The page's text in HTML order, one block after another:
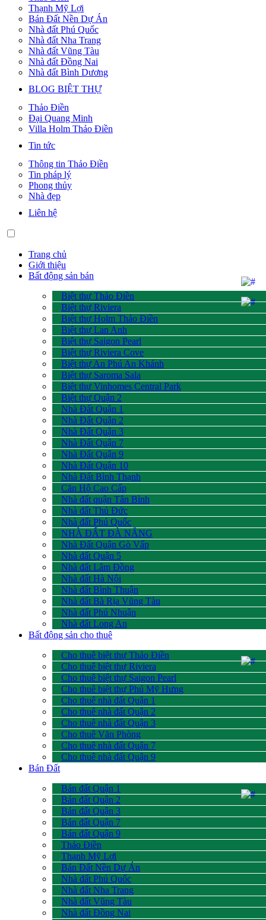
Thạnh Mỹ Lợi
Bán Đất Nền Dự Án
Nhà đất Phú Quốc
Nhà đất Nha Trang
Nhà đất Vũng Tàu
Nhà đất Đồng Nai
Nhà đất Bình Dương
BLOG BIỆT THỰ
Thảo Điền
Đại Quang Minh
Villa Holm Thảo Điền
Tin tức
Thông tin Thảo Điền
Tin pháp lý
Phong thủy
Nhà đẹp
Liên hệ
Trang chủ
Giới thiệu
Bất động sản bán
Biệt thự Thảo Điền
Biệt thự Riviera
Biệt thự Holm Thảo Điền
Biệt thự Lan Anh
Biệt thự Saigon Pearl
Biệt thự Riviera Cove
Biệt thự An Phú An Khánh
Biệt thự Saroma Sala
Biệt thự Vinhomes Central Park
Biệt thự Quận 2
Nhà Đất Quận 1
Nhà Đất Quận 2
Nhà Đất Quận 3
Nhà Đất Quận 7
Nhà Đất Quận 9
Nhà Đất Quận 10
Nhà Đất Bình Thạnh
Căn Hộ Cao Cấp
Nhà đất quận Tân Bình
Nhà đất Thủ Đức
Nhà đất Phú Quốc
NHÀ ĐẤT ĐÀ NẴNG
Nhà Đất Quận Gò Vấp
Nhà đất Quận 5
Nhà đất Lâm Đồng
Nhà đất Hà Nội
Nhà đất Bình Thuận
Nhà đất Bà Rịa Vũng Tàu
Nhà đất Phú Nhuận
Nhà đất Long An
Bất động sản cho thuê
Cho thuê biệt thự Thảo Điền
Cho thuê biệt thự Riviera
Cho thuê biệt thự Saigon Pearl
Cho thuê biệt thự Phú Mỹ Hưng
Cho thuê nhà đất Quận 1
Cho thuê nhà đất Quận 2
Cho thuê nhà đất Quận 3
Cho thuê Văn Phòng
Cho thuê nhà đất Quận 7
Cho thuê nhà đất Quận 9
Bán Đất
Bán đất Quận 1
Bán đất Quận 2
Bán đất Quận 3
Bán đất Quận 7
Bán đất Quận 9
Thảo Điền
Thạnh Mỹ Lợi
Bán Đất Nền Dự Án
Nhà đất Phú Quốc
Nhà đất Nha Trang
Nhà đất Vũng Tàu
Nhà đất Đồng Nai